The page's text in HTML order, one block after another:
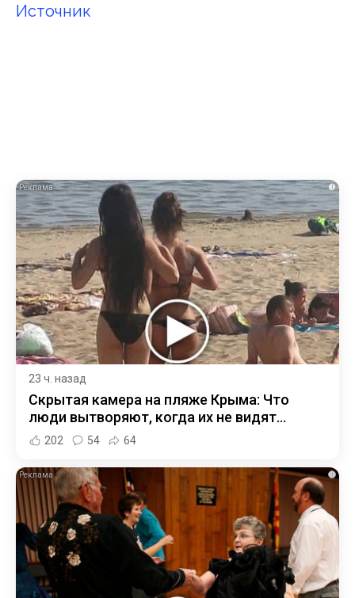
Источник
i
23 ч. назад
Скрытая камера на пляже Крыма: Что
люди вытворяют, когда их не видят...
202 54 64
i